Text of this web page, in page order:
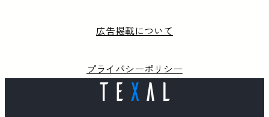
広告掲載について
プライバシーポリシー